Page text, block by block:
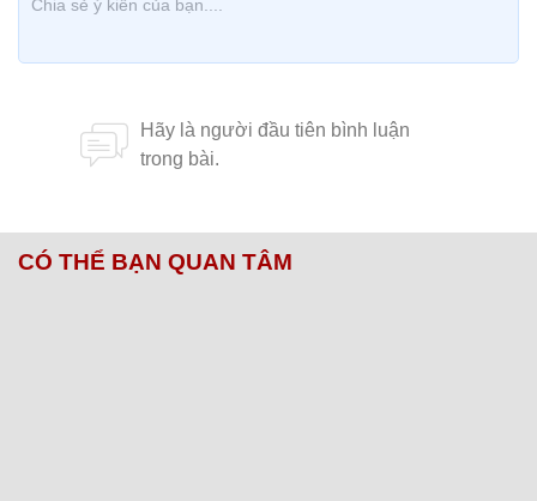
CÓ THỂ BẠN QUAN TÂM